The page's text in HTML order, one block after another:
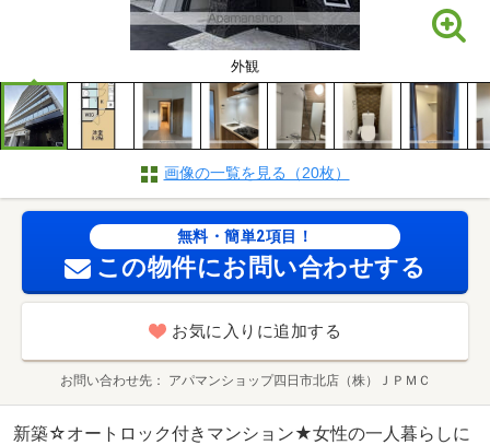
外観
画像の一覧を見る（20枚）
無料・簡単2項目！
この物件にお問い合わせする
お気に入りに追加する
お問い合わせ先 アパマンショップ四日市北店（株）ＪＰＭＣ
新築☆オートロック付きマンション★女性の一人暮らしに